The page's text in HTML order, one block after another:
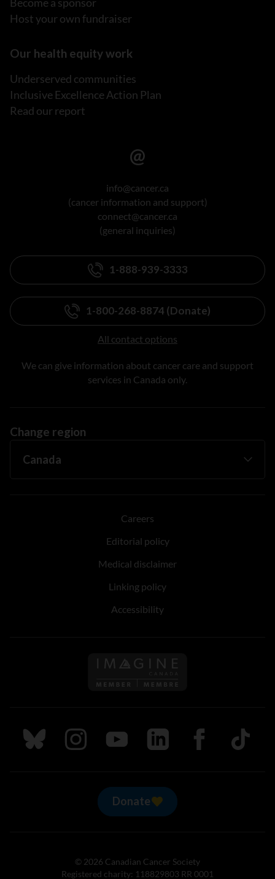
Host your own fundraiser
Our health equity work
Underserved communities
Inclusive Excellence Action Plan
Read our report
info@cancer.ca
(cancer information and support)
connect@cancer.ca
(general inquiries)
1-888-939-3333
1-800-268-8874 (Donate)
All contact options
We can give information about cancer care and support
services in Canada only.
Change region
Careers
Editorial policy
Medical disclaimer
Linking policy
Accessibility
Follow us on Imagine
Follow us on Bluesky
Follow us on Instagram
Follow us on Youtube
Follow us on LinkedIn
Follow us on
TikTok
Donate
© 2026 Canadian Cancer Society
Registered charity: 118829803 RR 0001